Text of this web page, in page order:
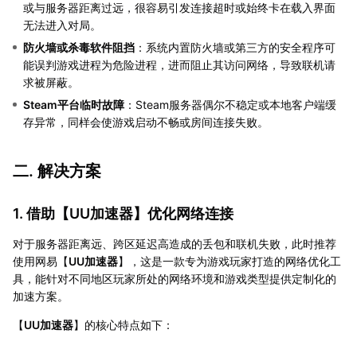
或与服务器距离过远，很容易引发连接超时或始终卡在载入界面
无法进入对局。
防火墙或杀毒软件阻挡 ：系统内置防火墙或第三方的安全程序可
能误判游戏进程为危险进程，进而阻止其访问网络，导致联机请
求被屏蔽。
Steam平台临时故障 ：Steam服务器偶尔不稳定或本地客户端缓
存异常，同样会使游戏启动不畅或房间连接失败。
二. 解决方案
1. 借助【UU加速器】优化网络连接
对于服务器距离远、跨区延迟高造成的丢包和联机失败，此时推荐
使用网易【UU加速器】，这是一款专为游戏玩家打造的网络优化工
具，能针对不同地区玩家所处的网络环境和游戏类型提供定制化的
加速方案。
【UU加速器】的核心特点如下：